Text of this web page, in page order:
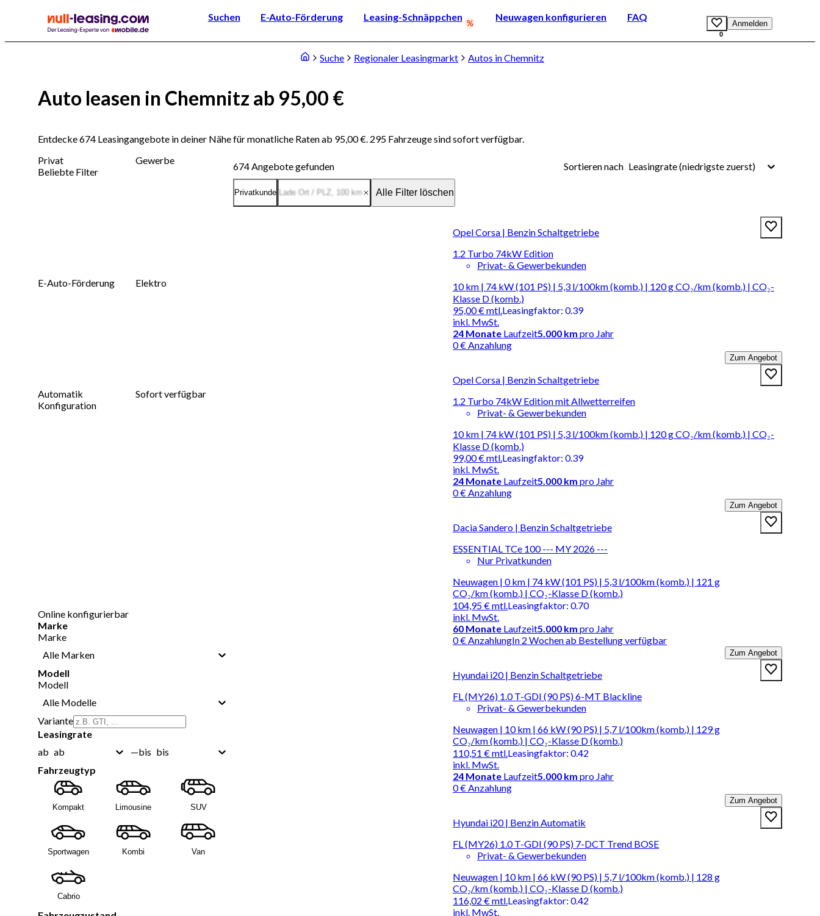
Suchen E-Auto-Förderung Leasing-Schnäppchen Neuwagen konfigurieren FAQ
0
Anmelden
Suche Regionaler Leasingmarkt Autos in Chemnitz
Auto leasen in Chemnitz ab 95,00 €
Entdecke 674 Leasingangebote in deiner Nähe für monatliche Raten ab 95,00 €. 295 Fahrzeuge sind sofort verfügbar.
Privat
Gewerbe
Beliebte Filter
E-Auto-Förderung Elektro
Automatik
Sofort verfügbar
Konfiguration
Online konfigurierbar
Marke
Marke
Alle Marken
Modell
Modell
Alle Modelle
Variante
Leasingrate
ab ab —bis bis
Fahrzeugtyp
Kompakt Limousine SUV
Sportwagen Kombi Van
Cabrio
674Angebote gefunden Sortieren nach Leasingrate (niedrigste zuerst)
Privatkunde Lade Ort / PLZ, 100 km Alle Filter löschen
Opel Corsa | Benzin Schaltgetriebe
1.2 Turbo 74kW Edition
Privat- & Gewerbekunden
10 km | 74 kW (101 PS) | 5,3 l/100km (komb.) | 120 g CO₂/km (komb.) | CO₂-
Klasse D (komb.)
95,00 €mtl.
inkl. MwSt.
Leasingfaktor: 0.39
24 Monate Laufzeit5.000 km pro Jahr
0 € Anzahlung
Zum Angebot
Opel Corsa | Benzin Schaltgetriebe
1.2 Turbo 74kW Edition mit Allwetterreifen
Privat- & Gewerbekunden
10 km | 74 kW (101 PS) | 5,3 l/100km (komb.) | 120 g CO₂/km (komb.) | CO₂-
Klasse D (komb.)
99,00 €mtl.
inkl. MwSt.
Leasingfaktor: 0.39
24 Monate Laufzeit5.000 km pro Jahr
0 € Anzahlung
Zum Angebot
Dacia Sandero | Benzin Schaltgetriebe
ESSENTIAL TCe 100 --- MY 2026 ---
Nur Privatkunden
Neuwagen | 0 km | 74 kW (101 PS) | 5,3 l/100km (komb.) | 121 g
CO₂/km (komb.) | CO₂-Klasse D (komb.)
104,95 €mtl.
inkl. MwSt.
Leasingfaktor: 0.70
60 Monate Laufzeit5.000 km pro Jahr
0 € AnzahlungIn 2 Wochen ab Bestellung verfügbar
Zum Angebot
Hyundai i20 | Benzin Schaltgetriebe
FL (MY26) 1.0 T-GDI (90 PS) 6-MT Blackline
Privat- & Gewerbekunden
Neuwagen | 10 km | 66 kW (90 PS) | 5,7 l/100km (komb.) | 129 g
CO₂/km (komb.) | CO₂-Klasse D (komb.)
110,51 €mtl.
inkl. MwSt.
Leasingfaktor: 0.42
24 Monate Laufzeit5.000 km pro Jahr
0 € Anzahlung
Zum Angebot
Hyundai i20 | Benzin Automatik
FL (MY26) 1.0 T-GDI (90 PS) 7-DCT Trend BOSE
Privat- & Gewerbekunden
Neuwagen | 10 km | 66 kW (90 PS) | 5,7 l/100km (komb.) | 128 g
CO₂/km (komb.) | CO₂-Klasse D (komb.)
116,02 €mtl.
inkl. MwSt.
Leasingfaktor: 0.42